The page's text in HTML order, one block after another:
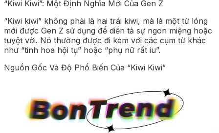
“Kiwi Kiwi”: Một Định Nghĩa Mới Của Gen Z
“Kiwi kiwi” không phải là hai trái kiwi, mà là một từ lóng
mới được Gen Z sử dụng để diễn tả sự ngon miệng hoặc
tuyệt vời. Nó thường được đi kèm với các cụm từ khác
như “tinh hoa hội tụ” hoặc “phụ nữ rất iu”.
Nguồn Gốc Và Độ Phổ Biến Của “Kiwi Kiwi”